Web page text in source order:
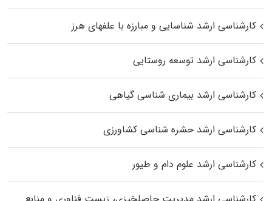
کارشناسی ارشد شناسایی و مبارزه با علفهای هرز
کارشناسی ارشد توسعه روستایی
کارشناسی ارشد بیماری‌ شناسی گیاهی
کارشناسی ارشد حشره‌ شناسی کشاورزی
کارشناسی ارشد علوم دام و طیور